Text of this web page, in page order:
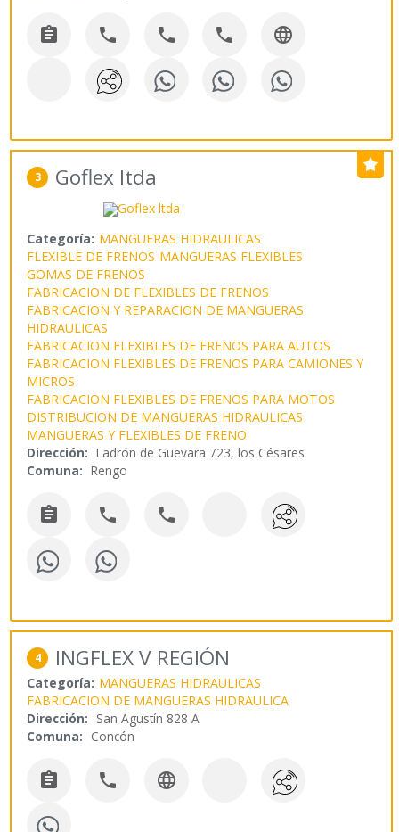
    
3 Goflex ltda
Categoría: MANGUERAS HIDRAULICAS
FLEXIBLE DE FRENOS MANGUERAS FLEXIBLES
GOMAS DE FRENOS
FABRICACION DE FLEXIBLES DE FRENOS
FABRICACION Y REPARACION DE MANGUERAS
HIDRAULICAS
FABRICACION FLEXIBLES DE FRENOS PARA AUTOS
FABRICACION FLEXIBLES DE FRENOS PARA CAMIONES Y
MICROS
FABRICACION FLEXIBLES DE FRENOS PARA MOTOS
DISTRIBUCION DE MANGUERAS HIDRAULICAS
MANGUERAS Y FLEXIBLES DE FRENO
Dirección: Ladrón de Guevara 723, los Césares
Comuna: Rengo
  
4 INGFLEX V REGIÓN
Categoría: MANGUERAS HIDRAULICAS
FABRICACION DE MANGUERAS HIDRAULICA
Dirección: San Agustín 828 A
Comuna: Concón
  